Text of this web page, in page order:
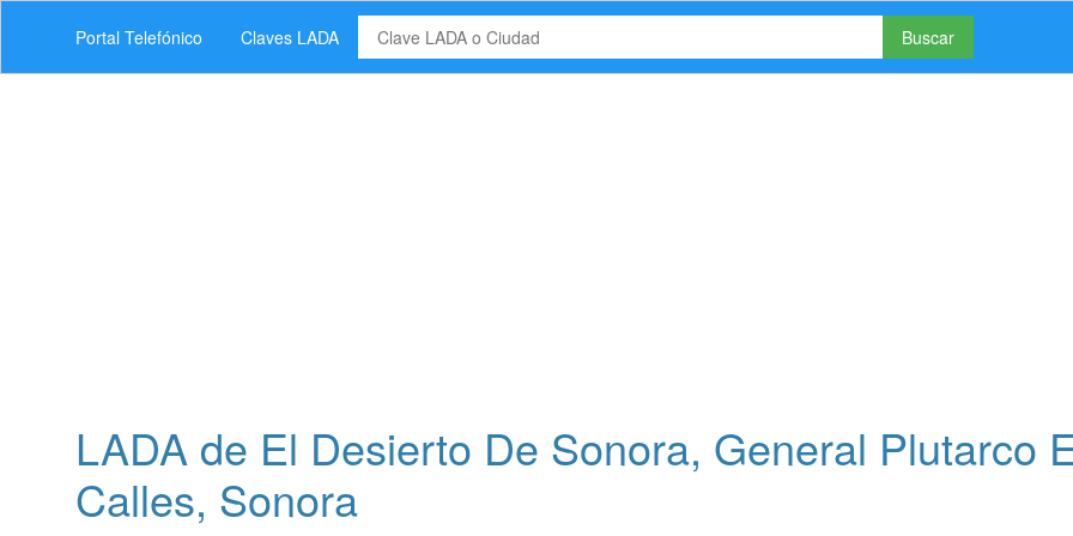
Portal Telefónico Claves LADA Buscar
LADA de El Desierto De Sonora, General Plutarco
Calles, Sonora